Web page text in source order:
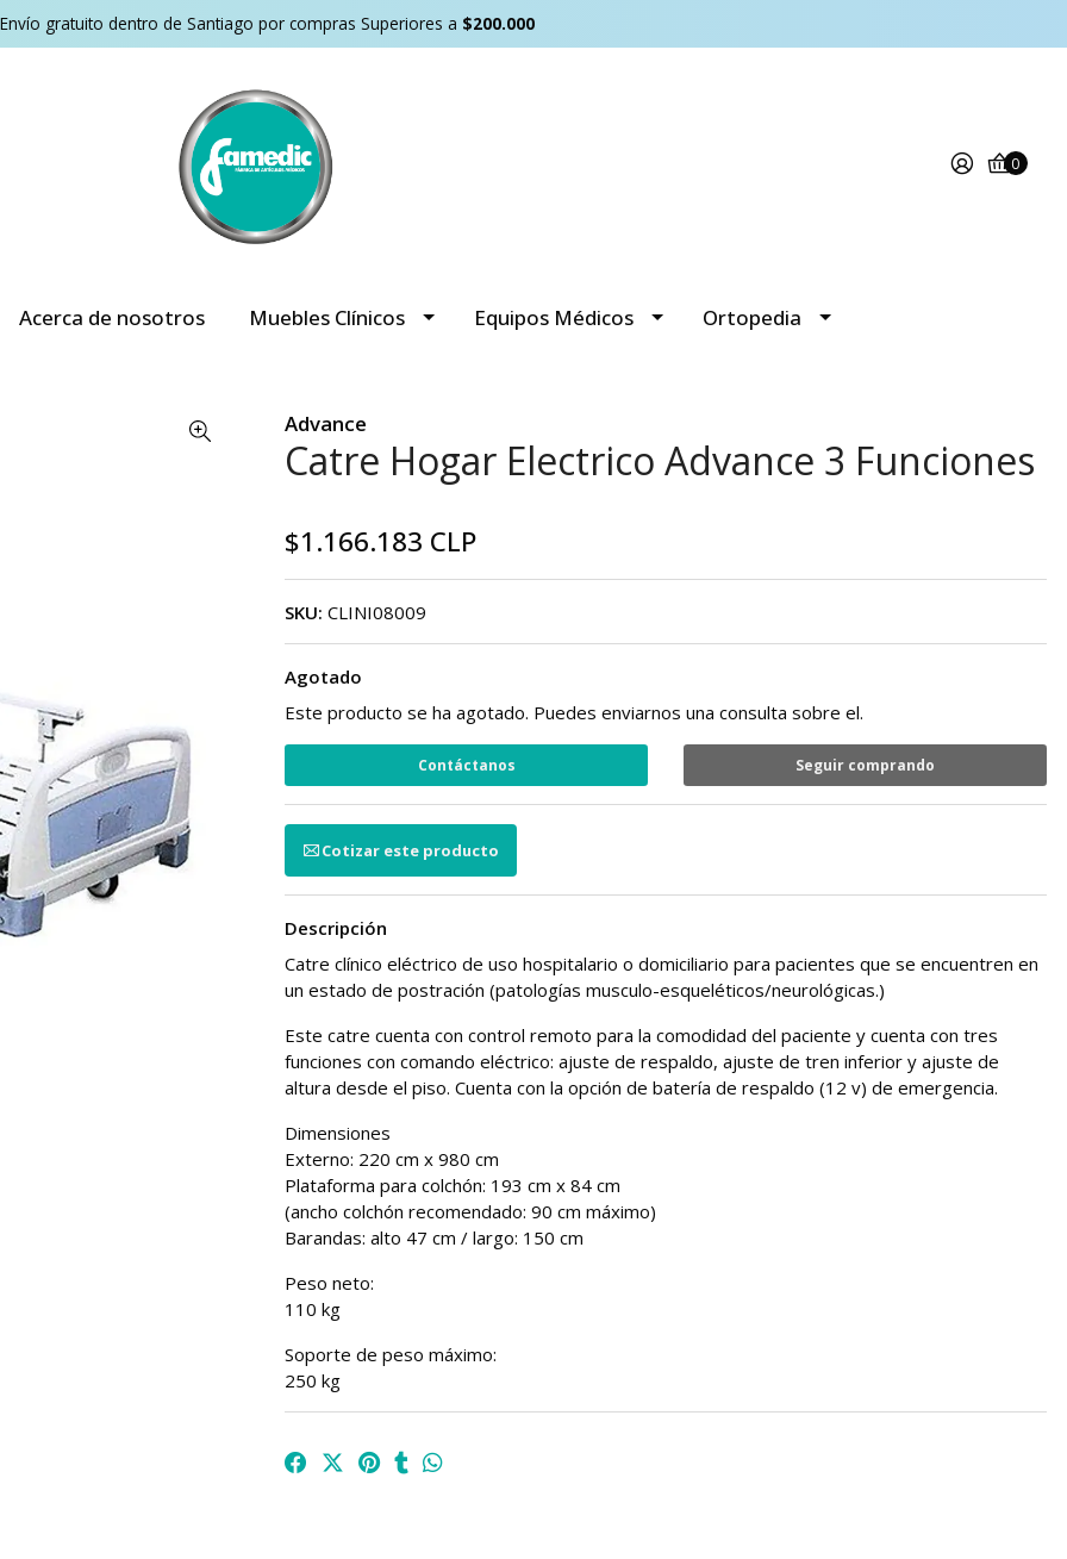
Envío gratuito dentro de Santiago por compras Superiores a $200.000
0
Acerca de nosotros Muebles Clínicos Equipos Médicos Ortopedia
Advance
Catre Hogar Electrico Advance 3 Funciones
$1.166.183 CLP
SKU: CLINI08009
Agotado
Este producto se ha agotado. Puedes enviarnos una consulta sobre el.
Contáctanos Seguir comprando
Cotizar este producto
Descripción
Catre clínico eléctrico de uso hospitalario o domiciliario para pacientes que se encuentren en
un estado de postración (patologías musculo-esqueléticos/neurológicas.)
Este catre cuenta con control remoto para la comodidad del paciente y cuenta con tres
funciones con comando eléctrico: ajuste de respaldo, ajuste de tren inferior y ajuste de
altura desde el piso. Cuenta con la opción de batería de respaldo (12 v) de emergencia.
Dimensiones
Externo: 220 cm x 980 cm
Plataforma para colchón: 193 cm x 84 cm
(ancho colchón recomendado: 90 cm máximo)
Barandas: alto 47 cm / largo: 150 cm
Peso neto:
110 kg
Soporte de peso máximo:
250 kg